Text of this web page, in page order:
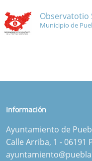
Observatotio
Municipio de
Información
Ayuntamiento de
Calle Arriba, 1 - 06191